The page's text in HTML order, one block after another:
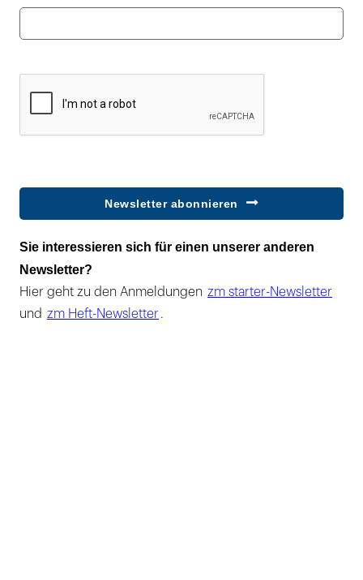
Newsletter abonnieren
Sie interessieren sich für einen unserer anderen
Newsletter?
Hier geht zu den Anmeldungen zm starter-Newsletter
und zm Heft-Newsletter .